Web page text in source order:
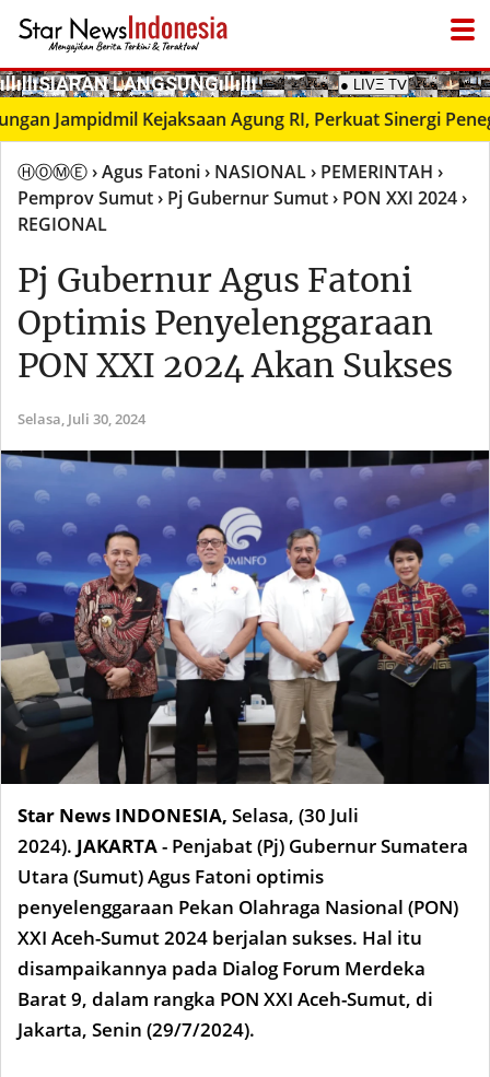
­ıllıllıS͙I͙A͙R͙A͙N͙ L͙A͙N͙G͙S͙U͙N͙G͙ıllıllı
Kejaksaan Agung RI, Perkuat Sinergi
ⒽⓄⓂⒺ› Agus Fatoni› NASIONAL› PEMERINTAH ›
Pemprov Sumut› Pj Gubernur Sumut› PON XXI 2024›
REGIONAL
Pj Gubernur Agus Fatoni
Optimis Penyelenggaraan
PON XXI 2024 Akan Sukses
Selasa, Juli 30, 2024
Star News INDONESIA, Selasa, (30 Juli
2024). JAKARTA- Penjabat (Pj) Gubernur Sumatera
Utara (Sumut) Agus Fatoni optimis
penyelenggaraan Pekan Olahraga Nasional (PON)
XXI Aceh-Sumut 2024 berjalan sukses. Hal itu
disampaikannya pada Dialog Forum Merdeka
Barat 9, dalam rangka PON XXI Aceh-Sumut, di
Jakarta, Senin (29/7/2024).